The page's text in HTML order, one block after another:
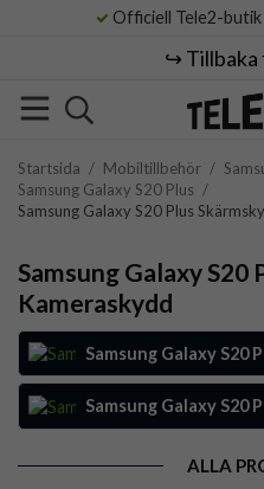
Officiell Tele2-
↪️ Tillbaka
Startsida / Mobiltillbehör /
Samsung Galaxy S20 Plus /
Samsung Galaxy S20 Plus
Samsung Galaxy S20
Kameraskydd
Samsung Galaxy S20
Samsung Galaxy S20
ALLA